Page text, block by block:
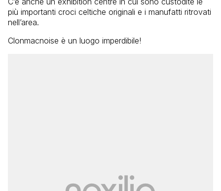
più importanti croci celtiche originali e i manufatti ritrovati
nell’area.
Clonmacnoise è un luogo imperdibile!